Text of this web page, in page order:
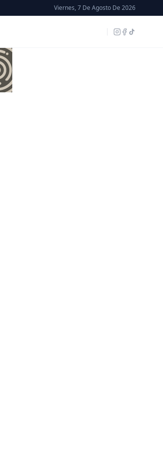
Viernes, 7 De Agosto De 2026